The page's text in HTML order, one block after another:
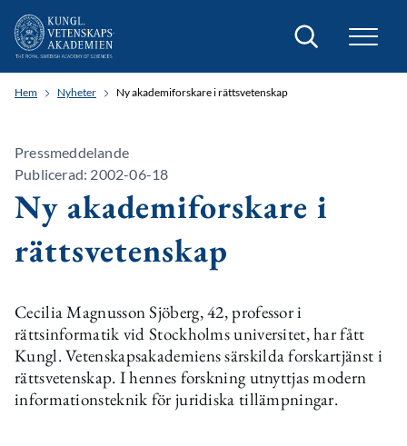
Sök
Hem Nyheter Ny akademiforskare i rättsvetenskap
Pressmeddelande
Publicerad: 2002-06-18
Ny akademiforskare i
rättsvetenskap
Cecilia Magnusson Sjöberg, 42, professor i
rättsinformatik vid Stockholms universitet, har fått
Kungl. Vetenskapsakademiens särskilda forskartjänst i
rättsvetenskap. I hennes forskning utnyttjas modern
informationsteknik för juridiska tillämpningar.